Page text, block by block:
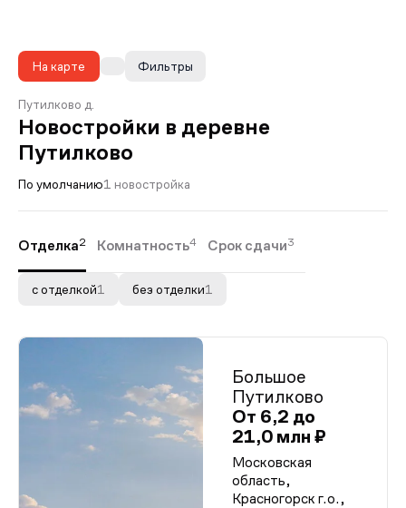
На карте Фильтры
Путилково д.
Новостройки в деревне
Путилково
По умолчанию1 новостройка
Отделка2 Комнатность4 Срок сдачи3
с отделкой1 без отделки1
Большое
Путилково
От 6,2 до
21,0 млн ₽
Московская
область,
Красногорск г.о.,